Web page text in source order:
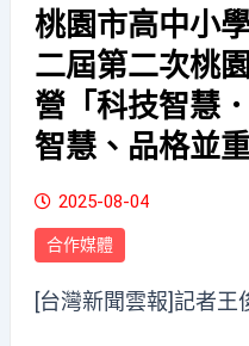
桃園市高中小
二屆第二次桃
營「科技智慧
智慧、品格並
2025-08-04
合作媒體
[台灣新聞雲報]記者王